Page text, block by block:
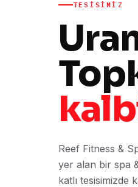
TESISIMIZ
Reef Fitness &
yer alan bir spa
katlı tesisimizde